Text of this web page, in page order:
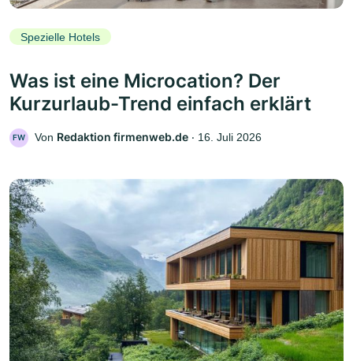
Spezielle Hotels
Was ist eine Microcation? Der
Kurzurlaub-Trend einfach erklärt
FW Von Redaktion firmenweb.de ‧ 16. Juli 2026